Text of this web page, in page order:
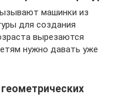
машинки из
для создания
вырезаются
нужно давать уже